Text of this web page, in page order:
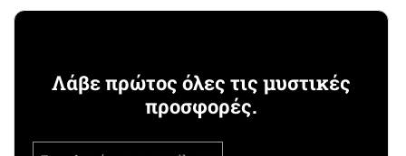
Λάβε πρώτος όλες τις μυστικές
προσφορές.